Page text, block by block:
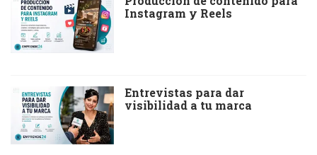
Instagram y Reels
Entrevistas para dar
visibilidad a tu marca